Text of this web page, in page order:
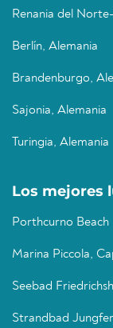
Renania del
Berlín, Alemania
Brandenburgo,
Sajonia, Alemania
Turingia, Alemania
Los mejores
Porthcurno Beach
Marina Piccola,
Seebad
Strandbad